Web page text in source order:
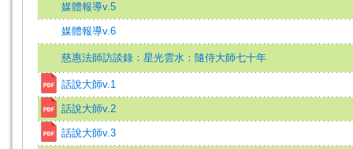
媒體報導v.5
媒體報導v.6
慈惠法師訪談錄：星光雲水：隨侍大師七十年
話說大師v.1
話說大師v.2
話說大師v.3